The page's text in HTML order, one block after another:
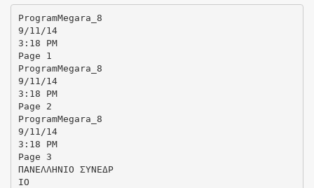
ProgramMegara_8
9/11/14
3:18 PM
Page 1
ProgramMegara_8
9/11/14
3:18 PM
Page 2
ProgramMegara_8
9/11/14
3:18 PM
Page 3
ΠΑΝΕΛΛΗΝΙΟ ΣΥΝΕΔΡ
ΙΟ